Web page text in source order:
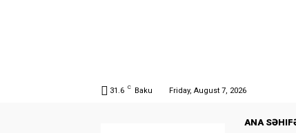
31.6 C Baku Friday, August 7, 2026
ANA